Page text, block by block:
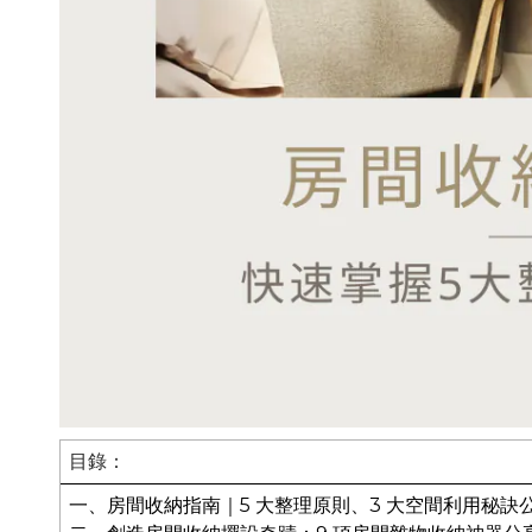
目錄：
一、房間收納指南｜5 大整理原則、3 大空間利用秘訣